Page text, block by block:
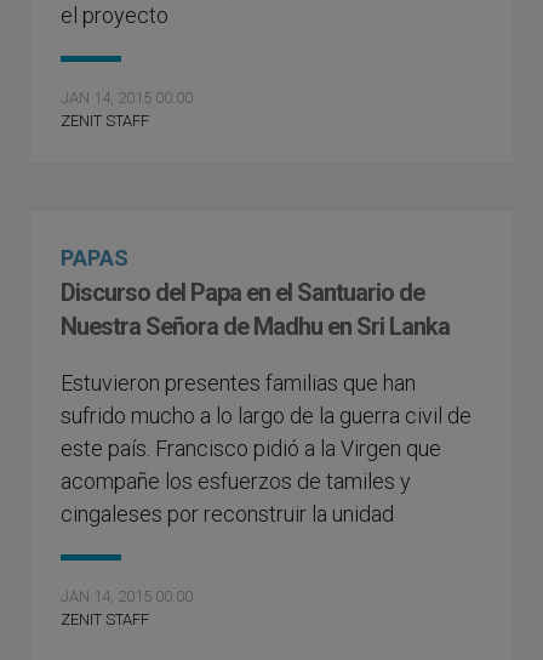
el proyecto
JAN 14, 2015 00:00
ZENIT STAFF
PAPAS
Discurso del Papa en el Santuario de
Nuestra Señora de Madhu en Sri Lanka
Estuvieron presentes familias que han
sufrido mucho a lo largo de la guerra civil de
este país. Francisco pidió a la Virgen que
acompañe los esfuerzos de tamiles y
cingaleses por reconstruir la unidad
JAN 14, 2015 00:00
ZENIT STAFF